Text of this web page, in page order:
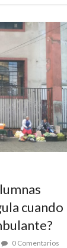
cuando
0 Comentarios